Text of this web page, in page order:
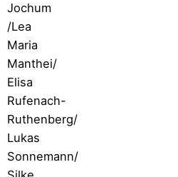
Jochum
/Lea
Maria
Manthei/
Elisa
Rufenach-
Ruthenberg/
Lukas
Sonnemann/